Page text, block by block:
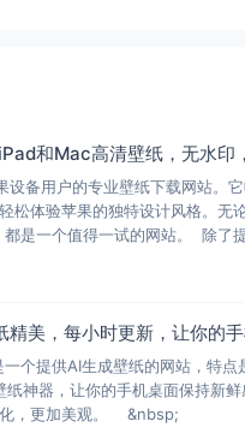
和Mac高清壁纸，无水印
备用户的专业壁纸下载网站。
松体验苹果的独特设计风格。无
是一个值得一试的网站。 除了
美，每小时更新，让你的
个提供AI生成壁纸的网站，特
神器，让你的手机桌面保持新
化，更加美观。 &nbsp;